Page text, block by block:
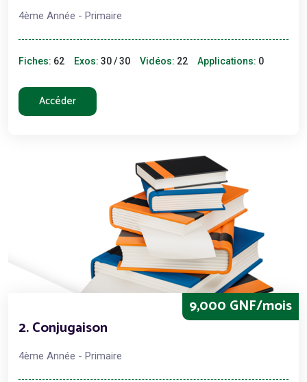
4ème Année - Primaire
Fiches: 62 Exos: 30 / 30 Vidéos: 22 Applications: 0
Accéder
9,000 GNF/mois
2. Conjugaison
4ème Année - Primaire